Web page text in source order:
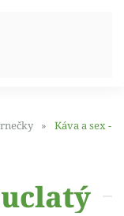
Káva a sex -